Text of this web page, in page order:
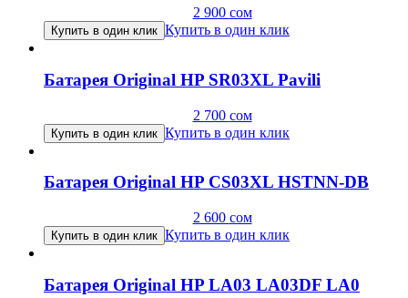
2 900 сом
Купить в один клик Купить в один клик
Батарея Original HP SR03XL Pavili
2 700 сом
Купить в один клик Купить в один клик
Батарея Original HP CS03XL HSTNN-DB
2 600 сом
Купить в один клик Купить в один клик
Батарея Original HP LA03 LA03DF LA0